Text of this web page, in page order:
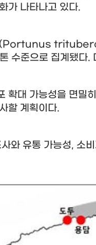
가 나타나고 있다.
톤 수준으로 집계됐다.
확대 가능성을 면밀
할 계획이다.
와 유통 가능성, 소